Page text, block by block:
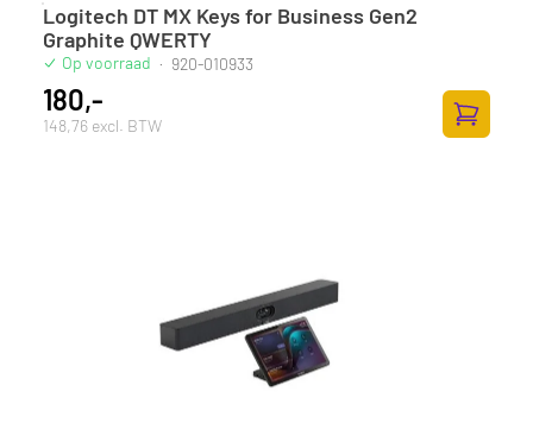
Logitech DT MX Keys for Business Gen2
Graphite QWERTY
Op voorraad · 920-010933
180,-
148,76 excl. BTW